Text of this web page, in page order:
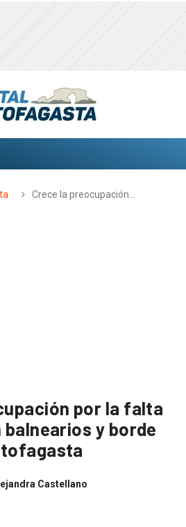
Crece la preocupación…
por la falta
balnearios y borde
Castellano